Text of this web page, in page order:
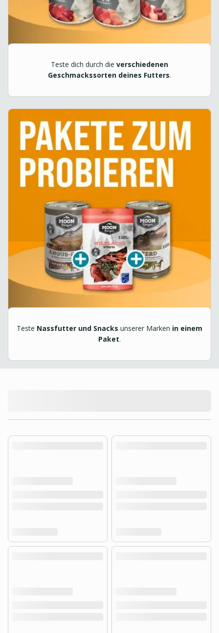
Teste dich durch die verschiedenen
Geschmackssorten deines Futters.
Teste Nassfutter und Snacks unserer Marken in einem
Paket.